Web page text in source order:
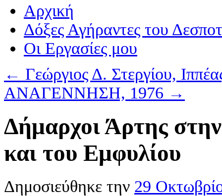
Αρχική
Δόξες Αγήραντες του
Οι Eργασίες μου
← Γεώργιος Δ. Στεργίου,
ΑΝΑΓΕΝΝΗΣΗ, 1976 →
Δήμαρχοι Άρτης
και του Εμφυλίου
Δημοσιεύθηκε την 29